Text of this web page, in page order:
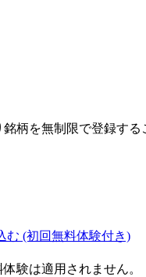
柄を無制限で登録す
む (初回無料体験付き)
験は適用されません。